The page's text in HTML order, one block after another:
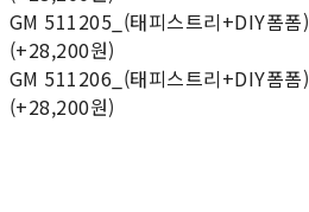
GM 511205_(태피스트리+DIY폼폼)
(+28,200원)
GM 511206_(태피스트리+DIY폼폼)
(+28,200원)